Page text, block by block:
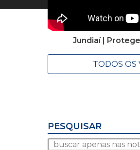
Jundiaí |
TODOS OS
PESQUISAR